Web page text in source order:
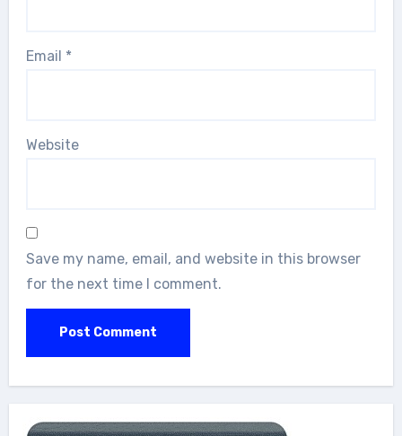
Email *
Website
Save my name, email, and website in this browser
for the next time I comment.